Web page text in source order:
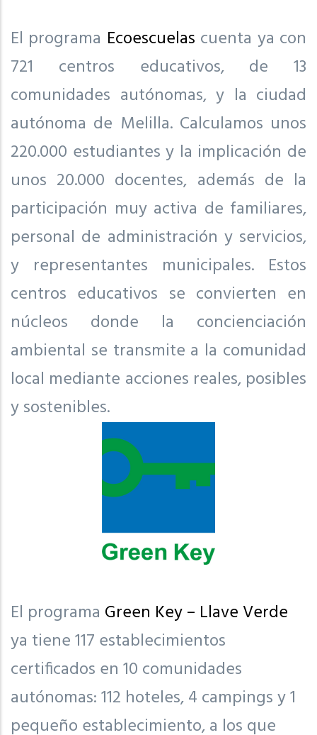
El programa Ecoescuelas cuenta ya con
721 centros educativos, de 13
comunidades autónomas, y la ciudad
autónoma de Melilla. Calculamos unos
220.000 estudiantes y la implicación de
unos 20.000 docentes, además de la
participación muy activa de familiares,
personal de administración y servicios,
y representantes municipales. Estos
centros educativos se convierten en
núcleos donde la concienciación
ambiental se transmite a la comunidad
local mediante acciones reales, posibles
y sostenibles.
El programa Green Key – Llave Verde
ya tiene 117 establecimientos
certificados en 10 comunidades
autónomas: 112 hoteles, 4 campings y 1
pequeño establecimiento, a los que